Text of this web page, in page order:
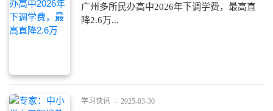
广州多所民办高中2026年下调学费，最高直
降2.6万...
学习快讯 - 2025-03-30